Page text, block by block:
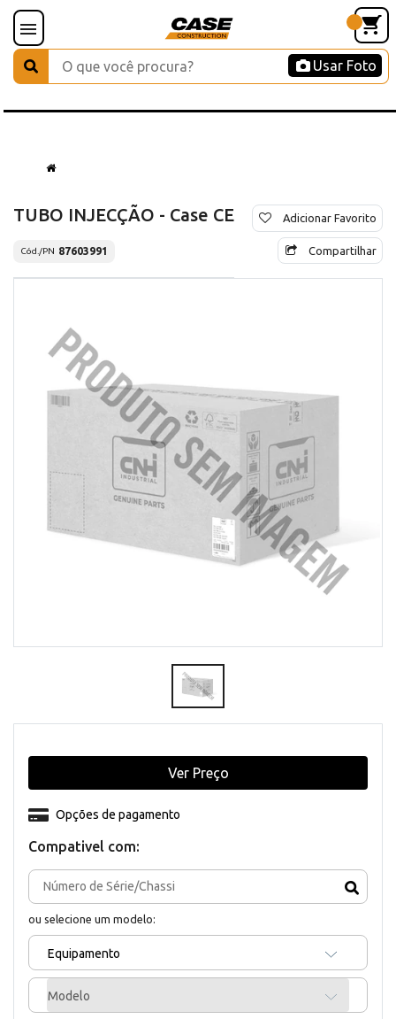
Usar Foto
TUBO INJECÇÃO - Case CE
Cód./PN 87603991
Adicionar Favorito
Compartilhar
Compativel com:
ou selecione um modelo:
Equipamento
Modelo
Opções de pagamento
Ver Preço